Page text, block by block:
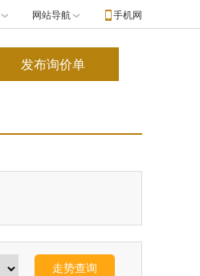
网站导航 手机网
走势查询